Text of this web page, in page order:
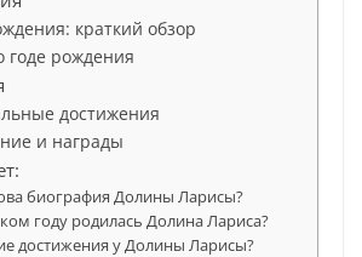
краткий обзор
годе рождения
достижения
и награды
биография Долины Ларисы?
году родилась Долина Лариса?
достижения у Долины Ларисы?